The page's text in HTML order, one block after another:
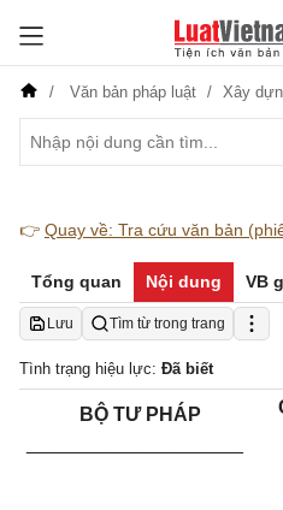
Văn bản pháp luật Xây
👉 Quay về: Tra cứu văn bản
Tổng quan Nội dung VB
Lưu Tìm từ trong trang
Tình trạng hiệu lực: Đã biết
BỘ TƯ PHÁP